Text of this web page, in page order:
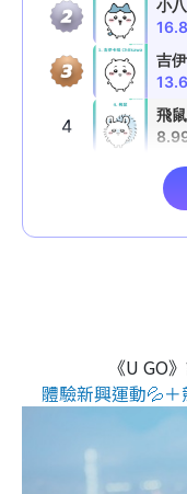
《U GO
體驗新興運動💦